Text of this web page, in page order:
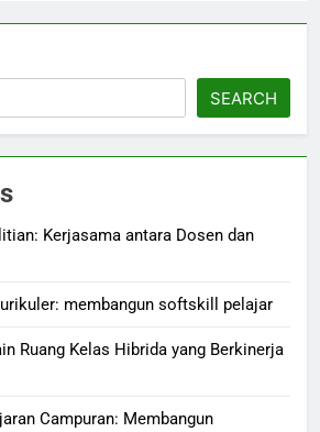
SEARCH
Kerjasama antara Dosen dan
membangun softskill pelajar
Ruang Kelas Hibrida yang Berkinerja
Campuran: Membangun